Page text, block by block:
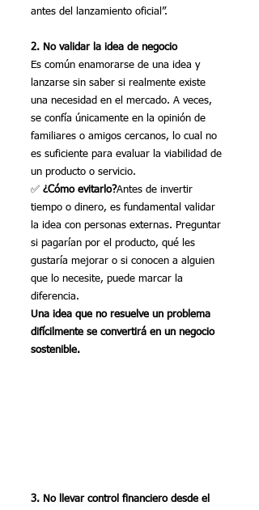
antes del lanzamiento oficial”.
2. No validar la idea de negocio
Es común enamorarse de una idea y
lanzarse sin saber si realmente existe
una necesidad en el mercado. A veces,
se confía únicamente en la opinión de
familiares o amigos cercanos, lo cual no
es suficiente para evaluar la viabilidad de
un producto o servicio.
✅ ¿Cómo evitarlo?Antes de invertir
tiempo o dinero, es fundamental validar
la idea con personas externas. Preguntar
si pagarían por el producto, qué les
gustaría mejorar o si conocen a alguien
que lo necesite, puede marcar la
diferencia.
Una idea que no resuelve un problema
difícilmente se convertirá en un negocio
sostenible.
3. No llevar control financiero desde el